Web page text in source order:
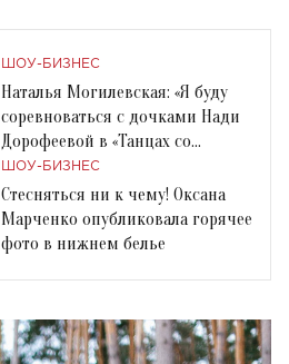
ШОУ-БИЗНЕС
Наталья Могилевская: «Я буду
соревноваться с дочками Нади
Дорофеевой в «Танцах со
звездами-2075»
ШОУ-БИЗНЕС
Стесняться ни к чему! Оксана
Марченко опубликовала горячее
фото в нижнем белье